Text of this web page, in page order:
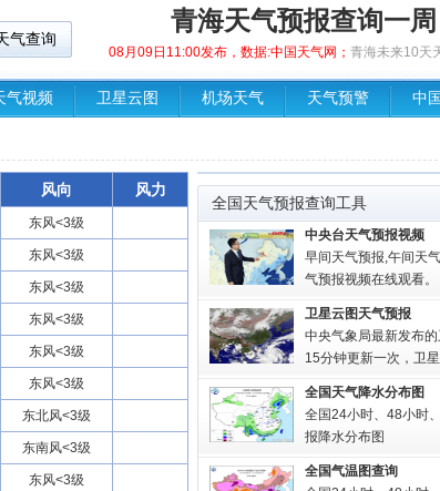
青海天气预报查询一周
08月09日11:00发布，数据:中国天气网； 青海未来10天
气视频 卫星云图 机场天气 天气预警 中
风向 风力
东风<3级
东风<3级
东风<3级
东风<3级
东风<3级
东风<3级
东北风<3级
东南风<3级
东风<3级
全国天气预报查询工具
中央台天气预报视频
早间天气预报,午间天
气预报视频在线观看。
卫星云图天气预报
中央气象局最新发布
15分钟更新一次，卫
全国天气降水分布图
全国24小时、48小时
报降水分布图
全国气温图查询